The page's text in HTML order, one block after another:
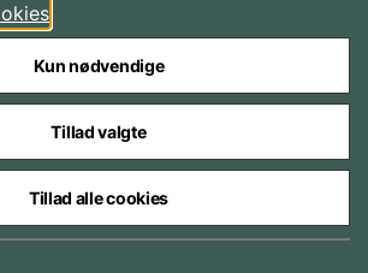
under Forsvarsministeriet
Kun nødvendige
Tillad valgte
Tillad alle cookies